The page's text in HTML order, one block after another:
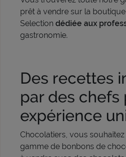
prêt à vendre sur la
Selection dédiée aux
gastronomie.
Des recettes
par des chefs
expérience
Chocolatiers, vous
gamme de bonbons de